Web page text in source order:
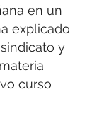
en un
explicado
y
curso